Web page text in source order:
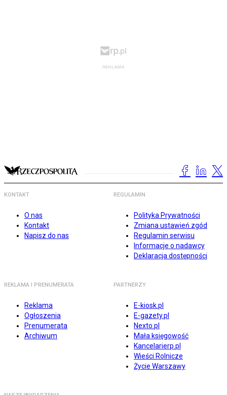
KONTAKT
O nas
Kontakt
Napisz do nas
REGULAMIN
Polityka Prywatności
Zmiana ustawień zgód
Regulamin serwisu
Informacje o nadawcy
Deklaracja dostępności
REKLAMA I PRENUMERATA
Reklama
Ogłoszenia
Prenumerata
Archiwum
PARTNERZY
E-kiosk.pl
E-gazety.pl
Nexto.pl
Mała księgowość
Kancelarierp.pl
Wieści Rolnicze
Życie Warszawy